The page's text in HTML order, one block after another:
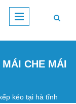
CHE MÁI
kéo tại hà tĩnh